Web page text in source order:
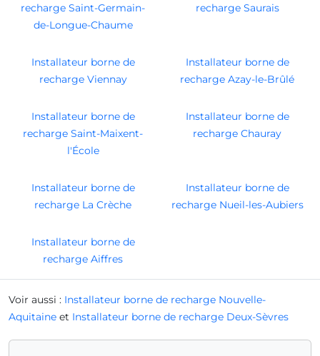
recharge Saint-Germain-
de-Longue-Chaume
recharge Saurais
Installateur borne de
recharge Viennay
Installateur borne de
recharge Azay-le-Brûlé
Installateur borne de
recharge Saint-Maixent-
l'École
Installateur borne de
recharge Chauray
Installateur borne de
recharge La Crèche
Installateur borne de
recharge Nueil-les-Aubiers
Installateur borne de
recharge Aiffres
Voir aussi : Installateur borne de recharge Nouvelle-
Aquitaine et Installateur borne de recharge Deux-Sèvres